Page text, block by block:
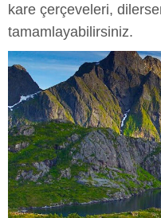
kare çerçeveleri,
tamamlayabilirsiniz.